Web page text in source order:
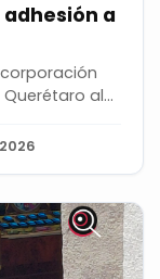
a
al...